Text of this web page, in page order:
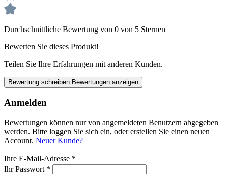
Durchschnittliche Bewertung von 0 von 5 Sternen
Bewerten Sie dieses Produkt!
Teilen Sie Ihre Erfahrungen mit anderen Kunden.
Bewertung schreiben Bewertungen anzeigen
Anmelden
Bewertungen können nur von angemeldeten Benutzern abgegeben
werden. Bitte loggen Sie sich ein, oder erstellen Sie einen neuen
Account. Neuer Kunde?
Ihre E-Mail-Adresse *
Ihr Passwort *